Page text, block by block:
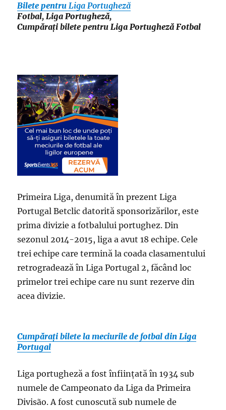
Bilete pentruLiga Portugheză
Fotbal, Liga Portugheză,
Cumpărați bilete pentru Liga Portugheză Fotbal
Primeira Liga, denumită în prezent Liga
Portugal Betclic datorită sponsorizărilor, este
prima divizie a fotbalului portughez. Din
sezonul 2014-2015, liga a avut 18 echipe. Cele
trei echipe care termină la coada clasamentului
retrogradează în Liga Portugal 2, făcând loc
primelor trei echipe care nu sunt rezerve din
acea divizie.
Cumpărați bilete la meciurile de fotbal din Liga
Portugal
Liga portugheză a fost înființată în 1934 sub
numele de Campeonato da Liga da Primeira
Divisão. A fost cunoscută sub numele de